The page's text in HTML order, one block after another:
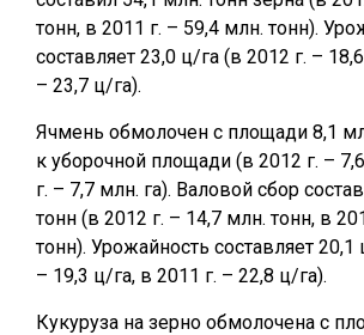
тонн, в 2011 г. – 59,4 млн. тонн).
составляет 23,0 ц/га (в 2012 г. –
– 23,7 ц/га).
Ячмень обмолочен с площади 8,1
к уборочной площади (в 2012 г. –
г. – 7,7 млн. га). Валовой сбор
тонн (в 2012 г. – 14,7 млн. тонн, в
тонн). Урожайность составляет 20,1
– 19,3 ц/га, в 2011 г. – 22,8 ц/га).
Кукуруза на зерно обмолочена с